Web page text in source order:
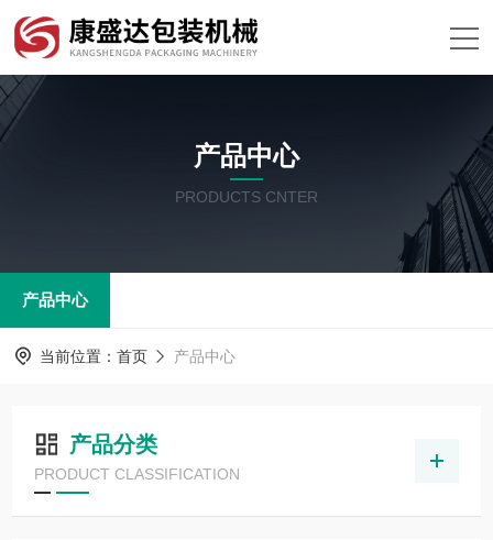
产品中心
PRODUCTS CNTER
产品中心
当前位置： 首页 产品中心
产品分类
PRODUCT CLASSIFICATION